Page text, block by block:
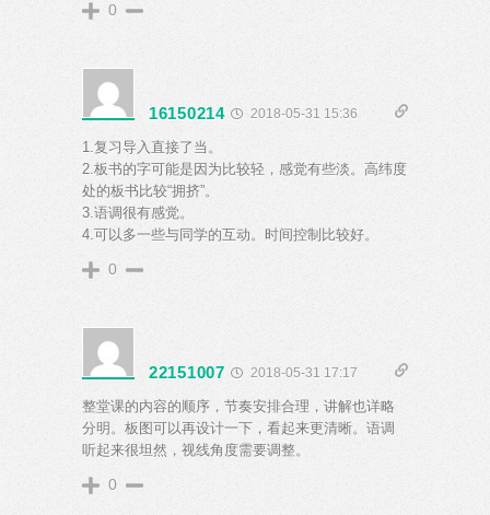
0
16150214 2018-05-31 15:36
1.复习导入直接了当。
2.板书的字可能是因为比较轻，感觉有些淡。高纬度
处的板书比较“拥挤”。
3.语调很有感觉。
4.可以多一些与同学的互动。时间控制比较好。
0
22151007 2018-05-31 17:17
整堂课的内容的顺序，节奏安排合理，讲解也详略
分明。板图可以再设计一下，看起来更清晰。语调
听起来很坦然，视线角度需要调整。
0